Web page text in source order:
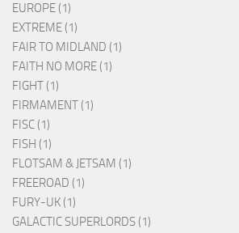
EUROPE (1)
EXTREME (1)
FAIR TO MIDLAND (1)
FAITH NO MORE (1)
FIGHT (1)
FIRMAMENT (1)
FISC (1)
FISH (1)
FLOTSAM & JETSAM (1)
FREEROAD (1)
FURY-UK (1)
GALACTIC SUPERLORDS (1)